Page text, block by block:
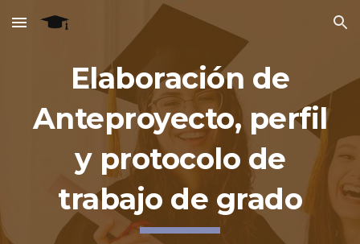
Skip to main content Skip to navigation
Elaboración de
Anteproyecto, perfil
y protocolo de
trabajo de grado